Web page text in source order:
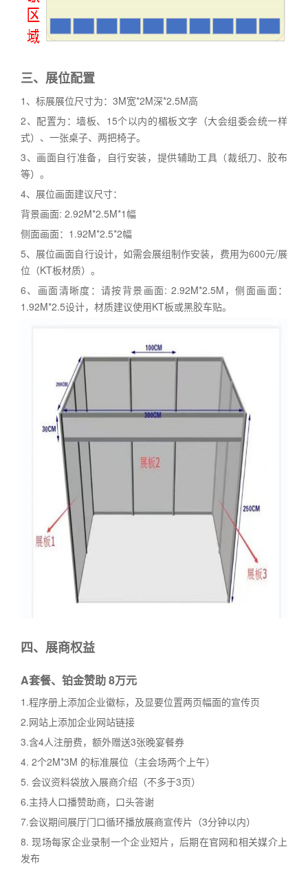
三、 展位配置
1、标展展位尺寸为：3M宽*2M深*2.5M高
2、配置为：墙板、15个以内的楣板文字（大会组委会统一样
式）、一张桌子、两把椅子。
3、画面自行准备，自行安装，提供辅助工具（裁纸刀、胶布
等）。
4、展位画面建议尺寸：
背景画面: 2.92M*2.5M*1幅
侧面画面：1.92M*2.5*2幅
5、展位画面自行设计，如需会展组制作安装，费用为600元/展
位（KT板材质）。
6、画面清晰度：请按背景画面: 2.92M*2.5M，侧面画面：
1.92M*2.5设计，材质建议使用KT板或黑胶车贴。
四、展商权益
A套餐、铂金赞助 8万元
1.程序册上添加企业徽标，及显要位置两页幅面的宣传页
2.网站上添加企业网站链接
3.含4人注册费，额外赠送3张晚宴餐券
4. 2个2M*3M 的标准展位（主会场两个上午）
5. 会议资料袋放入展商介绍（不多于3页）
6.主持人口播赞助商，口头答谢
7.会议期间展厅门口循环播放展商宣传片（3分钟以内）
8. 现场每家企业录制一个企业短片，后期在官网和相关媒介上
发布